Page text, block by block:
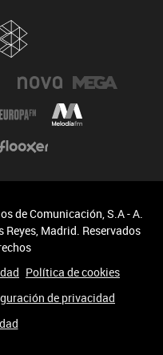
de Comunicación, S.A - A.
Reyes, Madrid. Reservados
Política de cookies
de privacidad